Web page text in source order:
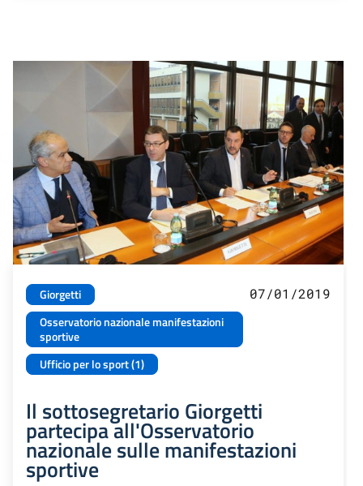
Giorgetti
Osservatorio nazionale manifestazioni
sportive
Ufficio per lo sport (1)
07/01/2019
Il sottosegretario Giorgetti
partecipa all'Osservatorio
nazionale sulle manifestazioni
sportive